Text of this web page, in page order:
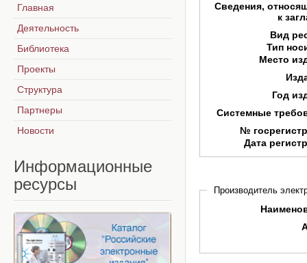
Сведения,
к
Вид
Тип
Место
Год
Системные
№
Дата
Производитель
Главная
Деятельность
Библиотека
Проекты
Структура
Партнеры
Новости
Информационные
ресурсы